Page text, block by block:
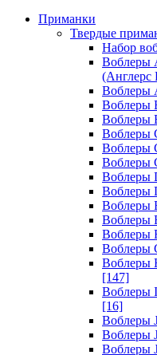
Приманки
Твердые
Набор
Воблеры
(Англерс
Воблеры
Воблеры
Воблеры
Воблеры
Воблеры
Воблеры
Воблеры
Воблеры
Воблеры
Воблеры
Воблеры
Воблеры
Воблеры
[147]
Воблеры
[16]
Воблеры
Воблеры
Воблеры